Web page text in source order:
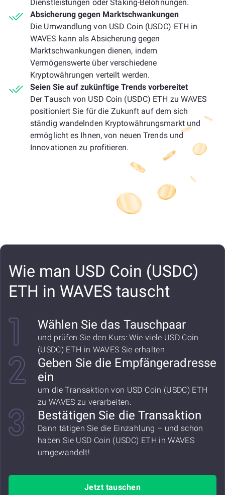
Dienstleistungen oder Staking-Belohnungen.
Absicherung gegen Marktschwankungen
Die Umwandlung von USD Coin (USDC) ETH in
WAVES kann als Absicherung gegen
Marktschwankungen dienen, indem
Vermögenswerte über verschiedene
Kryptowährungen verteilt werden.
Seien Sie auf zukünftige Trends vorbereitet
Der Tausch von USD Coin (USDC) ETH zu WAVES
positioniert Sie für die Zukunft auf dem sich
ständig wandelnden Kryptowährungsmarkt und
ermöglicht es Ihnen, von neuen Trends und
Innovationen zu profitieren.
Wie man USD Coin (USDC)
ETH in WAVES tauscht
Wählen Sie das Tauschpaar
und prüfen Sie den Kurs: Wie viele USD Coin
(USDC) ETH in WAVES Sie erhalten
Geben Sie die Empfängeradresse
ein
um die Transaktion von USD Coin (USDC) ETH
zu WAVES zu verarbeiten.
Bestätigen Sie die Transaktion
Dann tätigen Sie die Einzahlung – und schon
haben Sie USD Coin (USDC) ETH in WAVES
umgewandelt!
Jetzt tauschen